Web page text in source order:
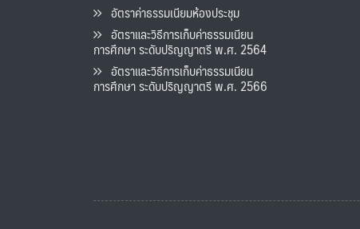
อัตราค่าธรรมเนียมห้องประชุม
อัตราและวิธีการเก็บค่าธรรมเนียน
การศึกษา ระดับปริญญาตรี พ.ศ. 2564
อัตราและวิธีการเก็บค่าธรรมเนียน
การศึกษา ระดับปริญญาตรี พ.ศ. 2566